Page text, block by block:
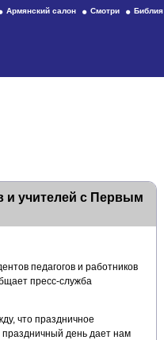
Армянский салон Смотри Библия
и учителей с Первым
педагогов и работников
пресс-служба
что праздничное
праздничный день дает нам